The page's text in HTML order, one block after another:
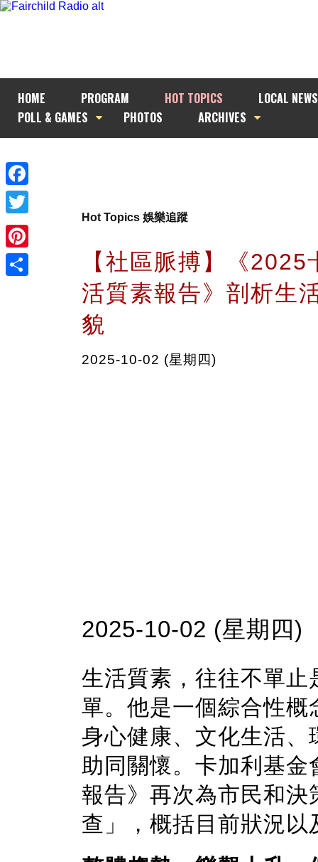
HOME PROGRAM HOT TOPICS
LOCAL NEWS
POLL & GAMES
PHOTOS ARCHIVES
Facebook
Twitter
Pinterest
Hot Topics 娛樂追蹤
【社區脈搏】《2025
活質素報告》剖析生
貌
2025-10-02 (星期四)
2025-10-02 (星期四)
生活質素，往往不單
單。他是一個綜合性
身心健康、文化生活
助同關懷。卡加利基
報告》再次為市民和
查」，概括目前狀況